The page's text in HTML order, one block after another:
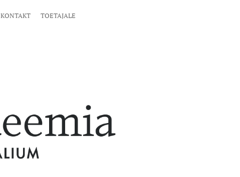
KONTAKT TOETAJALE